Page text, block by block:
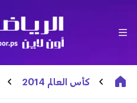
كأس العالم 2014